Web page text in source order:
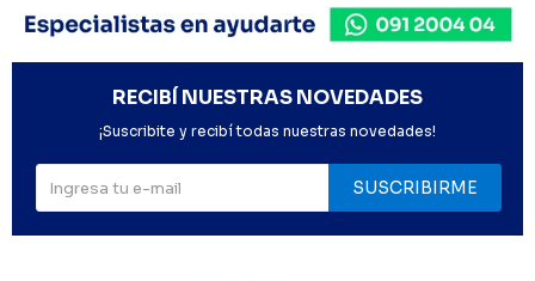
RECIBÍ NUESTRAS NOVEDADES
¡Suscribite y recibí todas nuestras novedades!
SUSCRIBIRME